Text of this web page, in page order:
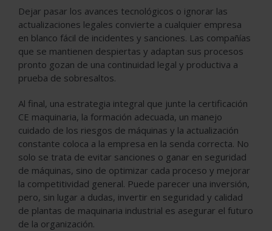
Dejar pasar los avances tecnológicos o ignorar las
actualizaciones legales convierte a cualquier empresa
en blanco fácil de incidentes y sanciones. Las compañías
que se mantienen despiertas y adaptan sus procesos
pronto gozan de una continuidad legal y productiva a
prueba de sobresaltos.
Al final, una estrategia integral que junte la certificación
CE maquinaria, la formación adecuada, un manejo
cuidado de los riesgos de máquinas y la actualización
constante coloca a la empresa en la senda correcta. No
solo se trata de evitar sanciones o ganar en seguridad
de máquinas, sino de optimizar cada proceso y mejorar
la competitividad general. Puede parecer una inversión,
pero, sin lugar a dudas, invertir en seguridad y calidad
de plantas de maquinaria industrial es asegurar el futuro
de la organización.